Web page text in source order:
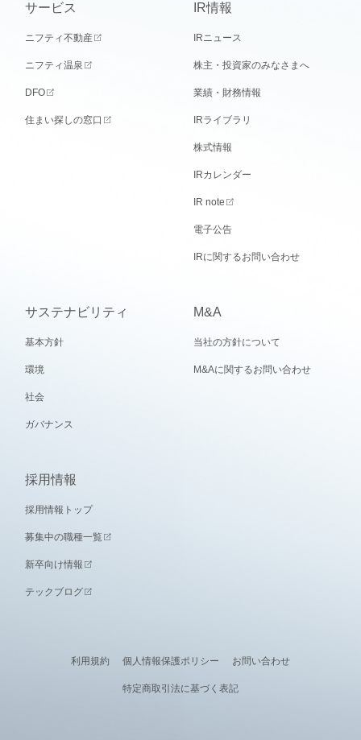
サービス
ニフティ不動産
ニフティ温泉
DFO
住まい探しの窓口
IR情報
IRニュース
株主・投資家のみなさまへ
業績・財務情報
IRライブラリ
株式情報
IRカレンダー
IR note
電子公告
IRに関するお問い合わせ
サステナビリティ
基本方針
環境
社会
ガバナンス
M&A
当社の方針について
M&Aに関するお問い合わせ
採用情報
採用情報トップ
募集中の職種一覧
新卒向け情報
テックブログ
利用規約 個人情報保護ポリシー お問い合わせ
特定商取引法に基づく表記